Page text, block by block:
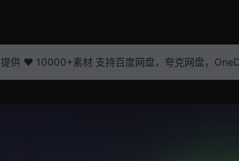
提供 ❤️ 10000+素材 支持百度网盘，夸克网盘，